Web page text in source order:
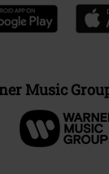
Music